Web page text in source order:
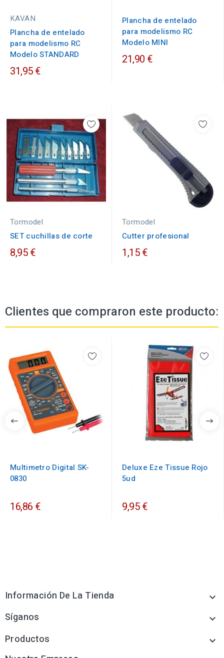
KAVAN
Plancha de entelado
para modelismo RC
Modelo STANDARD
31,95 €
Plancha de entelado
para modelismo RC
Modelo MINI
21,90 €
Tormodel
SET cuchillas de corte
8,95 €
Tormodel
Cutter profesional
1,15 €
Clientes que compraron este producto:
Multimetro Digital SK-
0830
16,86 €
Deluxe Eze Tissue Rojo
5ud
9,95 €
Información De La Tienda 
Síganos 
Productos 